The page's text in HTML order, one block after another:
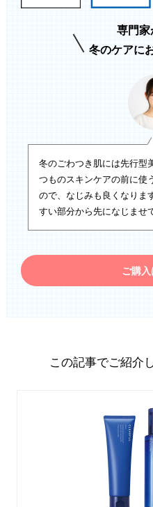
専門家
冬のケアに
冬のごわつき肌には先行型
つものスキンケアの前に使
ので、なじみも良くなりま
すい部分から先になじませ
ご購
この記事でご紹介